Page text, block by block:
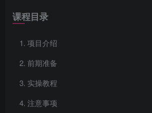
课程目录
项目介绍
前期准备
实操教程
注意事项